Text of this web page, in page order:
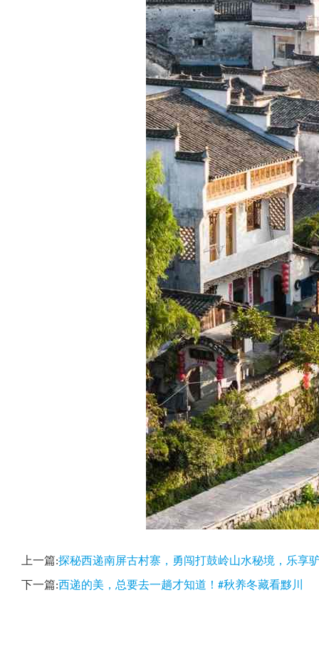
上一篇:探秘西递南屏古村寨，勇闯打鼓岭山水秘境，乐享
下一篇:西递的美，总要去一趟才知道！#秋养冬藏看黟川